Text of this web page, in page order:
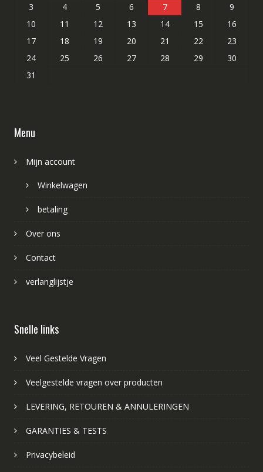
3
4 5 6 7 8
9
10
11 12 13 14 15
16
17
18 19 20 21 22
23
24
25 26 27 28 29
30
31
Menu
Mijn account
Winkelwagen
betaling
Over ons
Contact
verlanglijstje
Snelle links
Veel Gestelde Vragen
Veelgestelde vragen over producten
LEVERING, RETOUREN & ANNULERINGEN
GARANTIES & TESTS
Privacybeleid